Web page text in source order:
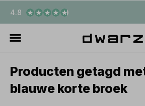
4.8
Producten getagd
blauwe korte broek